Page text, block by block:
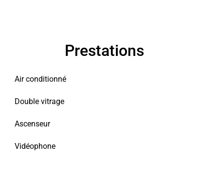
Prestations
Air conditionné
Double vitrage
Ascenseur
Vidéophone